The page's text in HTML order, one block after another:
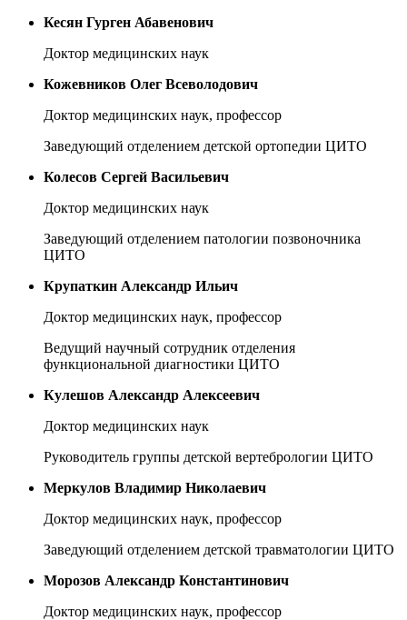
Кесян Гурген Абавенович
Доктор медицинских наук
Кожевников Олег Всеволодович
Доктор медицинских наук, профессор
Заведующий отделением детской ортопедии ЦИТО
Колесов Сергей Васильевич
Доктор медицинских наук
Заведующий отделением патологии позвоночника
ЦИТО
Крупаткин Александр Ильич
Доктор медицинских наук, профессор
Ведущий научный сотрудник отделения
функциональной диагностики ЦИТО
Кулешов Александр Алексеевич
Доктор медицинских наук
Руководитель группы детской вертебрологии ЦИТО
Меркулов Владимир Николаевич
Доктор медицинских наук, профессор
Заведующий отделением детской травматологии ЦИТО
Морозов Александр Константинович
Доктор медицинских наук, профессор